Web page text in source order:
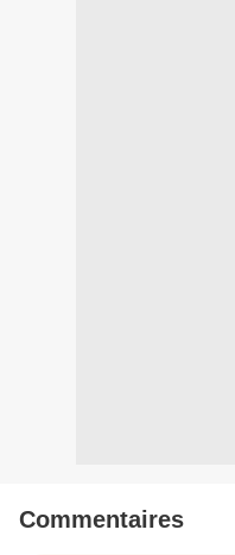
Commentaires